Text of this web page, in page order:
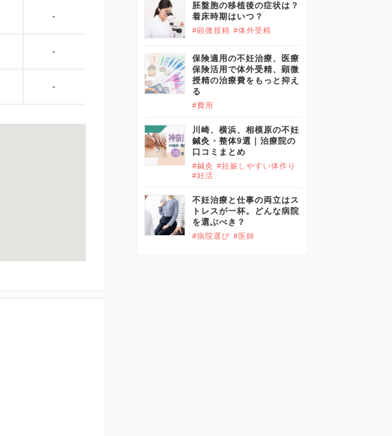
-
-
-
胚盤胞の移植後の症状は？
着床時期はいつ？
#顕微授精 #体外受精
保険適用の不妊治療、医療
保険活用で体外受精、顕微
授精の治療費をもっと抑え
る
#費用
川崎、横浜、相模原の不妊
鍼灸・整体9選｜治療院の
口コミまとめ
#鍼灸 #妊娠しやすい体作り
#妊活
不妊治療と仕事の両立はス
トレスが一杯。どんな病院
を選ぶべき？
#病院選び #医師